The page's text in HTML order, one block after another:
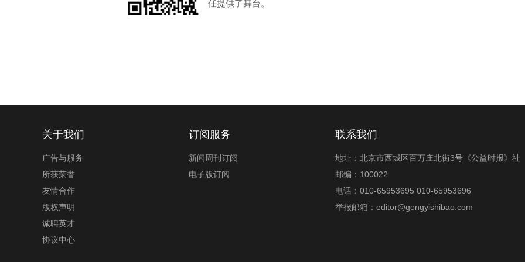
任提供了舞台。
关于我们
广告与服务
所获荣誉
友情合作
版权声明
诚聘英才
协议中心
订阅服务
新闻周刊订阅
电子版订阅
联系我们
地址：北京市西城区百万庄北街3号《公益时报》社
邮编：100022
电话：010-65953695 010-65953696
举报邮箱：editor@gongyishibao.com